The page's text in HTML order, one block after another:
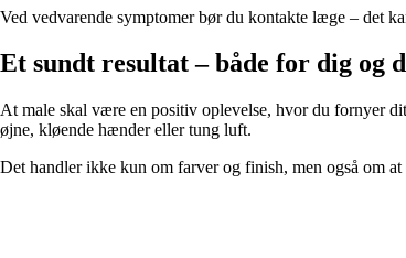
Ved vedvarende symptomer bør du kontakte læge – det
Et sundt resultat – både for dig og
At male skal være en positiv oplevelse, hvor du fornyer
øjne, kløende hænder eller tung luft.
Det handler ikke kun om farver og finish, men også om